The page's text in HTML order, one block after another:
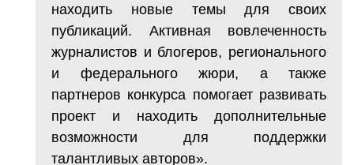
находить новые темы для своих
публикаций. Активная вовлеченность
журналистов и блогеров, регионального
и федерального жюри, а также
партнеров конкурса помогает развивать
проект и находить дополнительные
возможности для поддержки
талантливых авторов».